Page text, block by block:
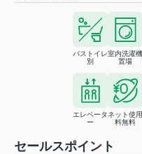
バストイレ
別
室内洗濯機
置場
エレベータ
ー
ネット使用
料無料
セールスポイント